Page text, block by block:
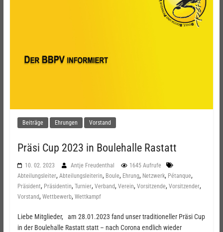
Beiträge Ehrungen Vorstand
Präsi Cup 2023 in Boulehalle Rastatt
10. 02. 2023 Antje Freudenthal
1645 Aufrufe
Abteilungsleiter, Abteilungsleiterin, Boule, Ehrung, Netzwerk, Pétanque,
Präsident, Präsidentin, Turnier, Verband, Verein, Vorsitzende, Vorsitzender,
Vorstand, Wettbewerb, Wettkampf
Liebe Mitglieder, am 28.01.2023 fand unser traditioneller Präsi Cup
in der Boulehalle Rastatt statt – nach Corona endlich wieder